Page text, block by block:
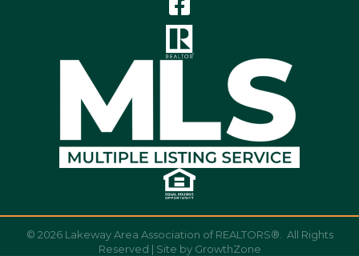
© 2026Lakeway Area Association of REALTORS®.
All Rights
Reserved | Site by GrowthZone